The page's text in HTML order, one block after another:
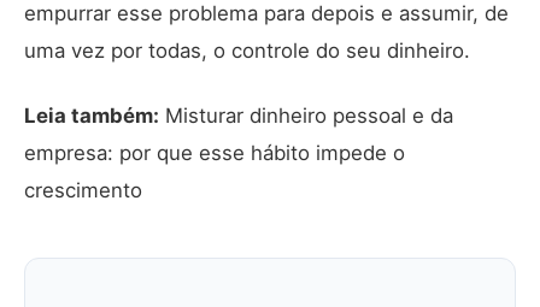
empurrar esse problema para depois e assumir, de
uma vez por todas, o controle do seu dinheiro.
Leia também: Misturar dinheiro pessoal e da
empresa: por que esse hábito impede o
crescimento